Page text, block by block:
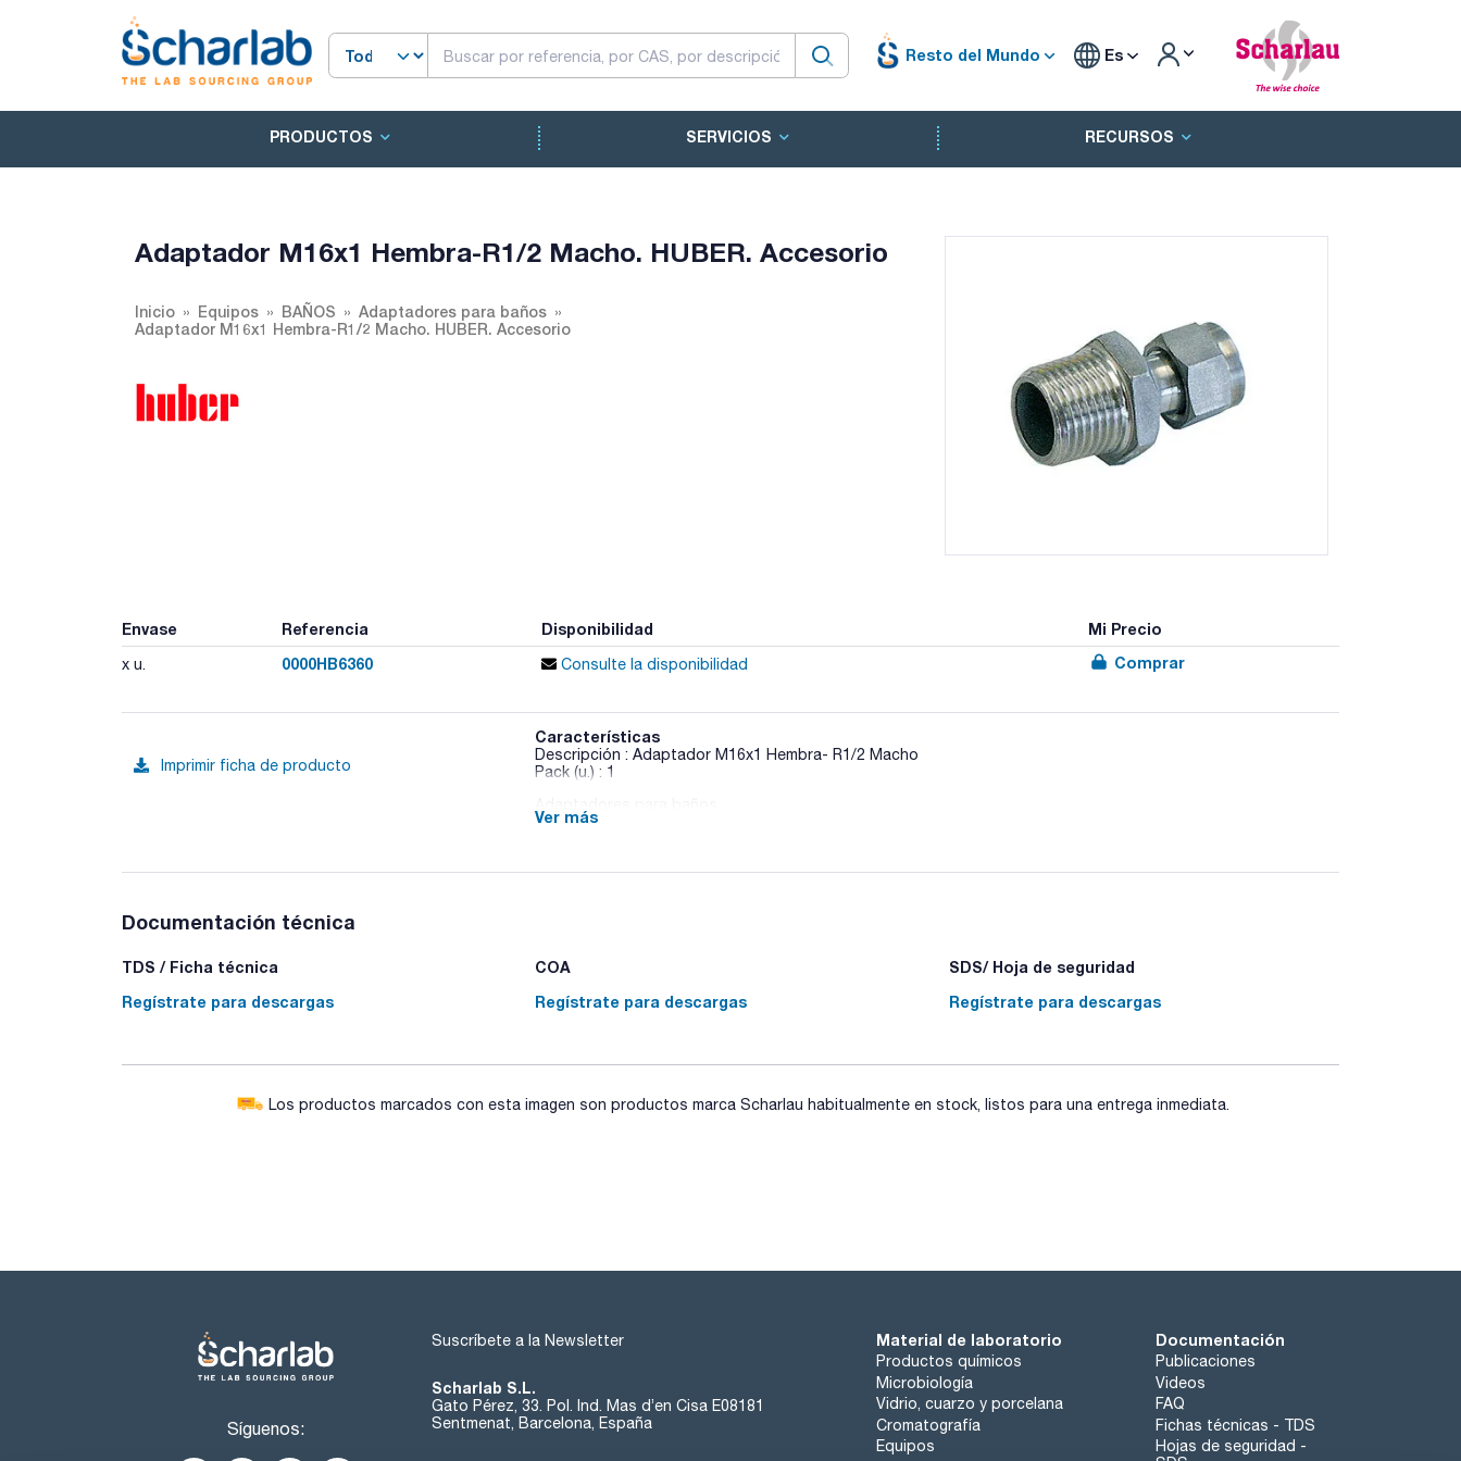
Resto del Mundo Es
PRODUCTOS SERVICIOS RECURSOS
Adaptador M16x1 Hembra-R1/2 Macho. HUBER. Accesorio
Inicio Equipos BAÑOS
Adaptadores para baños
Adaptador M16x1 Hembra-R1/2 Macho. HUBER. Accesorio
Envase Referencia Disponibilidad Mi Precio
x u. 0000HB6360 Consulte la disponibilidad Comprar
Imprimir ficha de producto
Características
Descripción : Adaptador M16x1 Hembra- R1/2 Macho
Pack (u.) : 1
Ver más
Documentación técnica
TDS / Ficha técnica
Regístrate para descargas
COA
Regístrate para descargas
SDS/ Hoja de seguridad
Regístrate para descargas
Los productos marcados con esta imagen son productos marca Scharlau habitualmente en stock, listos para una entrega inmediata.
Síguenos:
Suscríbete a la Newsletter
Scharlab S.L.
Gato Pérez, 33. Pol. Ind. Mas d’en Cisa E08181
Sentmenat, Barcelona, España
Material de laboratorio
Productos químicos
Microbiología
Vidrio, cuarzo y porcelana
Cromatografía
Equipos
Documentación
Publicaciones
Videos
FAQ
Fichas técnicas - TDS
Hojas de seguridad -